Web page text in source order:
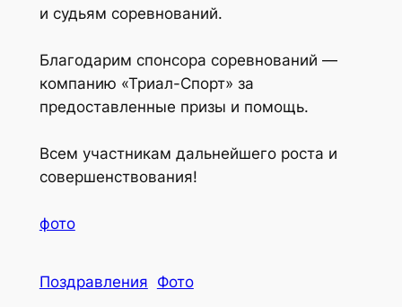
и судьям соревнований.
Благодарим спонсора соревнований —
компанию «Триал-Спорт» за
предоставленные призы и помощь.
Всем участникам дальнейшего роста и
совершенствования!
фото
Поздравления Фото